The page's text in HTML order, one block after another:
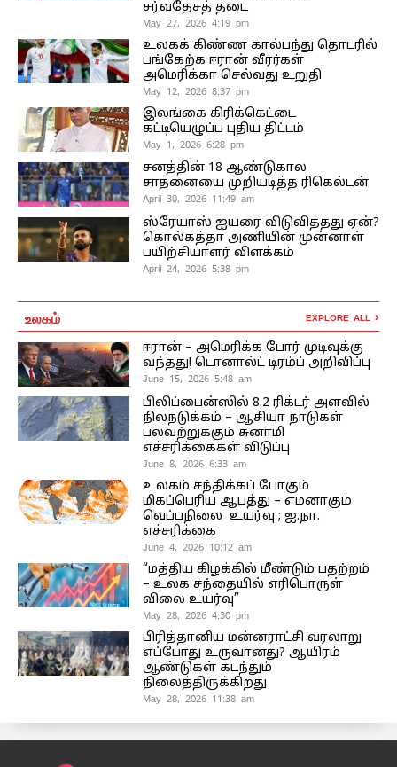
சர்வதேசத் தடை
May 27, 2026 4:19 pm
உலகக் கிண்ண கால்பந்து தொடரில்
பங்கேற்க ஈரான் வீரர்கள்
அமெரிக்கா செல்வது உறுதி
May 12, 2026 8:37 pm
இலங்கை கிரிக்கெட்டை
கட்டியெழுப்ப புதிய திட்டம்
May 1, 2026 6:28 pm
சனத்தின் 18 ஆண்டுகால
சாதனையை முறியடித்த ரிகெல்டன்
April 30, 2026 11:49 am
ஸ்ரேயாஸ் ஐயரை விடுவித்தது ஏன்?
கொல்கத்தா அணியின் முன்னாள்
பயிற்சியாளர் விளக்கம்
April 24, 2026 5:38 pm
உலகம் EXPLORE ALL
ஈரான் – அமெரிக்க போர் முடிவுக்கு
வந்தது! டொனால்ட் டிரம்ப் அறிவிப்பு
June 15, 2026 5:48 am
பிலிப்பைன்ஸில் 8.2 ரிக்டர் அளவில்
நிலநடுக்கம் – ஆசியா நாடுகள்
பலவற்றுக்கும் சுனாமி
எச்சரிக்கைகள் விடுப்பு
June 8, 2026 6:33 am
உலகம் சந்திக்கப் போகும்
மிகப்பெரிய ஆபத்து – எமனாகும்
வெப்பநிலை உயர்வு ; ஐ.நா.
எச்சரிக்கை
June 4, 2026 10:12 am
“மத்திய கிழக்கில் மீண்டும் பதற்றம்
– உலக சந்தையில் எரிபொருள்
விலை உயர்வு”
May 28, 2026 4:30 pm
பிரித்தானிய மன்னராட்சி வரலாறு
எப்போது உருவானது? ஆயிரம்
ஆண்டுகள் கடந்தும்
நிலைத்திருக்கிறது
May 28, 2026 11:38 am